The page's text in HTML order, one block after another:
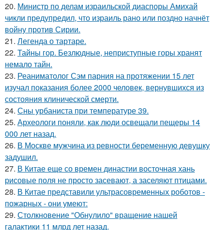
20. Министр по делам израильской диаспоры Амихай
чикли предупредил, что израиль рано или поздно начнёт
войну против Сирии.
21. Легенда о тартаре.
22. Тайны гор. Безлюдные, неприступные горы хранят
немало тайн.
23. Реаниматолог Сэм парния на протяжении 15 лет
изучал показания более 2000 человек, вернувшихся из
состояния клинической смерти.
24. Сны урбаниста при температуре 39.
25. Археологи поняли, как люди освещали пещеры 14
000 лет назад.
26. В Москве мужчина из ревности беременную девушку
задушил.
27. В Китае еще со времен династии восточная хань
рисовые поля не просто засевают, а заселяют птицами.
28. В Китае представили ультрасовременных роботов -
пожарных - они умеют:
29. Столкновение "Обнулило" вращение нашей
галактики 11 млрд лет назад.